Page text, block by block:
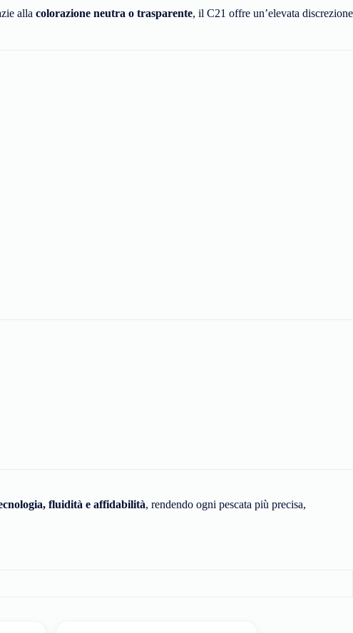
alla colorazione neutra o trasparente, il C21 offre un’elevata discrezione
fluidità e affidabilità, rendendo ogni pescata più precisa,